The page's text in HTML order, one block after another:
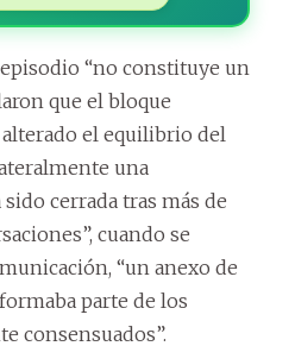
“no constituye un
que el bloque
el equilibrio del
una
cerrada tras más de
cuando se
“un anexo de
parte de los
consensuados”.